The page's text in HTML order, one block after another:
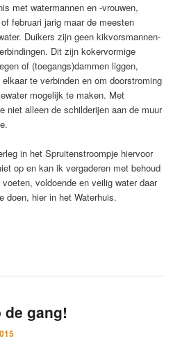
met watermannen en -vrouwen,
februari jarig maar de meesten
Duikers zijn geen kikvorsmannen-
Dit zijn kokervormige
of (toegangs)dammen liggen,
te verbinden en om doorstroming
mogelijk te maken. Met
niet alleen de schilderijen aan de muur
in het Spruitenstroompje hiervoor
op en kan ik vergaderen met behoud
voldoende en veilig water daar
doen, hier in het Waterhuis.
de gang!